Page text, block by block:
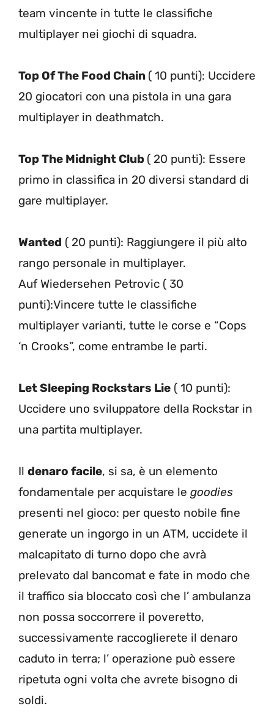
team vincente in tutte le classifiche
multiplayer nei giochi di squadra.
Top Of The Food Chain ( 10 punti): Uccidere
20 giocatori con una pistola in una gara
multiplayer in deathmatch.
Top The Midnight Club ( 20 punti): Essere
primo in classifica in 20 diversi standard di
gare multiplayer.
Wanted ( 20 punti): Raggiungere il più alto
rango personale in multiplayer.
Auf Wiedersehen Petrovic ( 30
punti):Vincere tutte le classifiche
multiplayer varianti, tutte le corse e “Cops
‘n Crooks”, come entrambe le parti.
Let Sleeping Rockstars Lie ( 10 punti):
Uccidere uno sviluppatore della Rockstar in
una partita multiplayer.
Il denaro facile, si sa, è un elemento
fondamentale per acquistare le goodies
presenti nel gioco: per questo nobile fine
generate un ingorgo in un ATM, uccidete il
malcapitato di turno dopo che avrà
prelevato dal bancomat e fate in modo che
il traffico sia bloccato così che l’ ambulanza
non possa soccorrere il poveretto,
successivamente raccoglierete il denaro
caduto in terra; l’ operazione può essere
ripetuta ogni volta che avrete bisogno di
soldi.